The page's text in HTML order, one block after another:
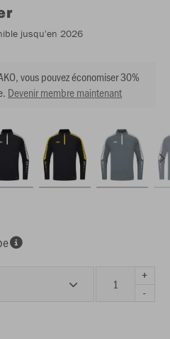
jusqu'en 2026
vous pouvez économiser 30%
Devenir membre maintenant
+
-